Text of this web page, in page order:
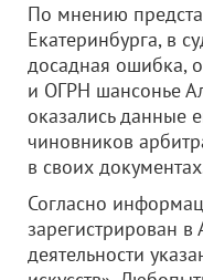
По мнению
Екатеринбурга, в
досадная ошибка,
и ОГРН шансонье
оказались данные
чиновников
в своих
Согласно
зарегистрирован
деятельности